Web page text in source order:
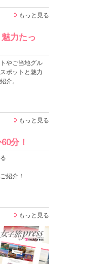
もっと見る
力たっ
やご当地グル
ポットと魅力
介。
もっと見る
分！
紹介！
もっと見る